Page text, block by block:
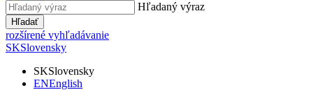
Hľadaný výraz
Hľadať
rozšírené vyhľadávanie
SKSlovensky
SKSlovensky
ENEnglish